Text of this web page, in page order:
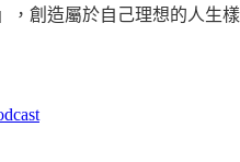
，創造屬於自己理想的人生